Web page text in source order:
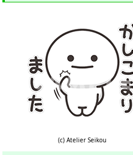
(c) Atelier Seikou